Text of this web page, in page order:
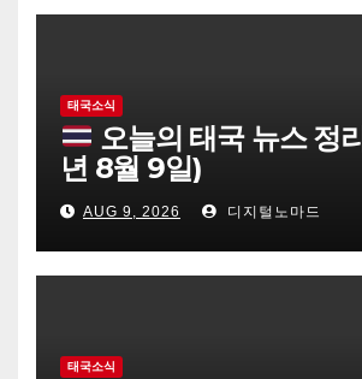
태국소식
오늘의 태국 뉴스 정
년 8월 9일)
AUG 9, 2026 디지털노마드
태국소식